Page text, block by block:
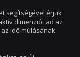
segítségével érjük
dimenziót ad az
idő múlásának